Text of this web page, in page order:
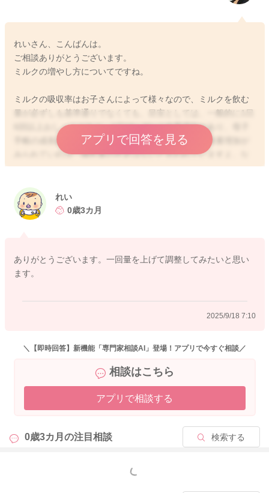
れいさん、こんばんは。
ご相談ありがとうございます。
ミルクの増やし方についてですね。
ミルクの吸収率はお子さんによって様々なので、ミルクを飲む
量が必ずしも基準通りでなくても、目安としては、一般的に1日
6回以上おしっこがあり、1日18〜30gの体重増加があり、母子
手帳の成長曲線のカーブに沿って、お子さんなりの体重増加が
みられていれば、哺乳量の不足はないと言われていますよ。な
かなか体重を測る機会はないと思いますので、体重増加での判
中枢が発達してきている時期と思いますので、授乳間隔が短く
なってきたり、お子さんが哺乳後にも欲しがるような落ち着か
お子さんのご様子に合わせて、ミルクを増やしていただいてい
いと思いますよ。
アプリで回答を見る
れい
0歳3カ月
ありがとうございます。一回量を上げて調整してみたいと思い
ます。
2025/9/18 7:10
＼【即時回答】新機能「専門家相談AI」登場！アプリで今すぐ相談／
相談はこちら
アプリで相談する
0歳3カ月の注目相談 検索する
もっと見る